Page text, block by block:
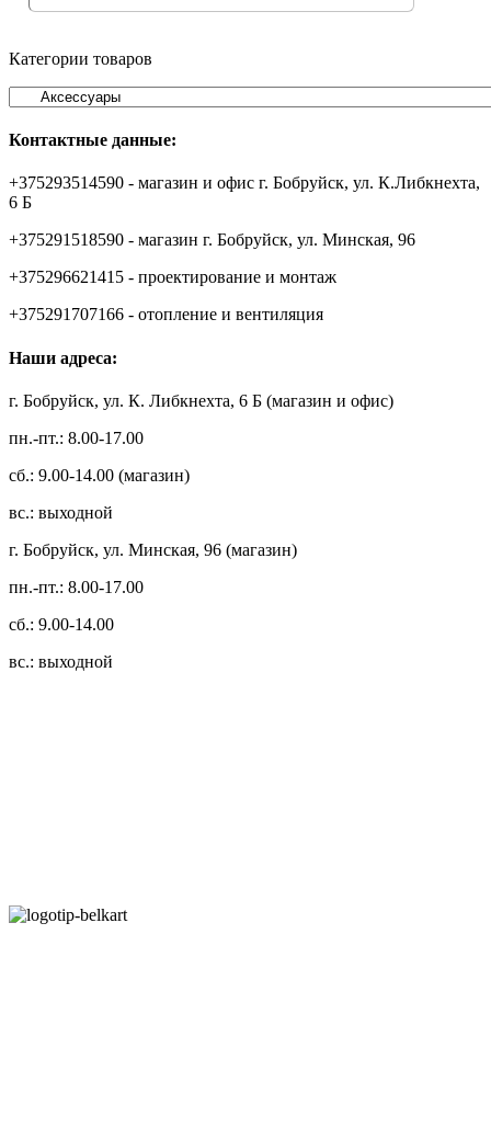
Категории товаров
Контактные данные:
+375293514590 - магазин и офис г. Бобруйск, ул. К.Либкнехта,
6 Б
+375291518590 - магазин г. Бобруйск, ул. Минская, 96
+375296621415 - проектирование и монтаж
+375291707166 - отопление и вентиляция
Наши адреса:
г. Бобруйск, ул. К. Либкнехта, 6 Б (магазин и офис)
пн.-пт.: 8.00-17.00
сб.: 9.00-14.00 (магазин)
вс.: выходной
г. Бобруйск, ул. Минская, 96 (магазин)
пн.-пт.: 8.00-17.00
сб.: 9.00-14.00
вс.: выходной